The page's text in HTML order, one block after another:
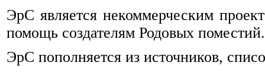
ЭрС является некоммерческим
помощь создателям Родовых поместий.
ЭрС пополняется из источников,